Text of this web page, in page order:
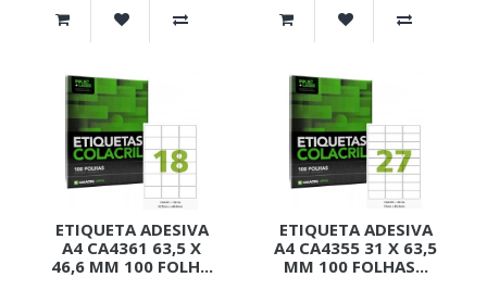
ETIQUETA ADESIVA
A4 CA4361 63,5 X
46,6 MM 100 FOLH...
ETIQUETA ADESIVA
A4 CA4355 31 X 63,5
MM 100 FOLHAS...